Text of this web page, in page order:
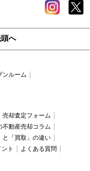
へ
ンルーム
売却査定フォーム
不動産売却コラム
と「買取」の違い
ト
よくある質問